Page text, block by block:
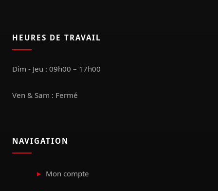
HEURES DE TRAVAIL
Dim - Jeu : 09h00 – 17h00
Ven & Sam : Fermé
NAVIGATION
Mon compte